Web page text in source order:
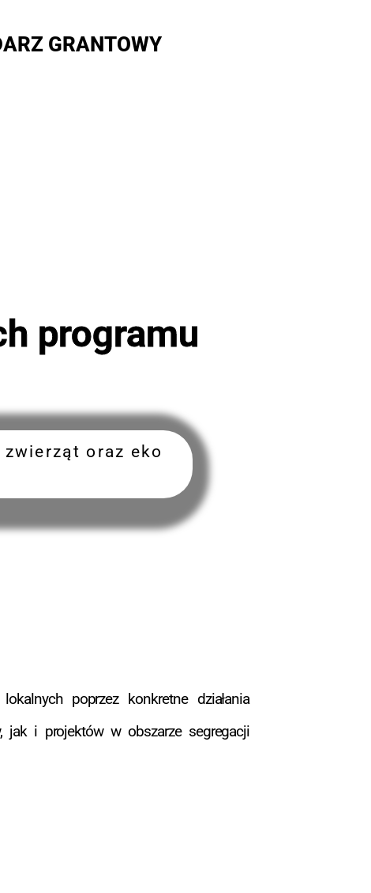
GRANTOWY
programu
oraz eko
poprzez konkretne działania
jak i projektów w obszarze segregacji